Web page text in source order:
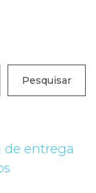
Pesquisar
de entrega